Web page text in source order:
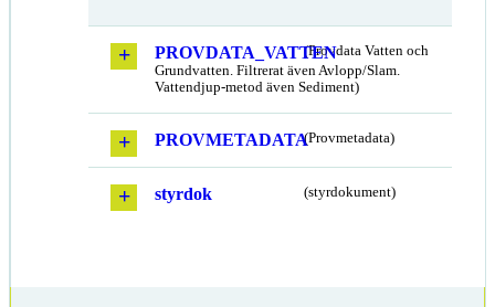
PROVDATA_VATTEN(Provdata Vatten och
Grundvatten. Filtrerat även Avlopp/Slam.
Vattendjup-metod även Sediment)
PROVMETADATA(Provmetadata)
styrdok (styrdokument)